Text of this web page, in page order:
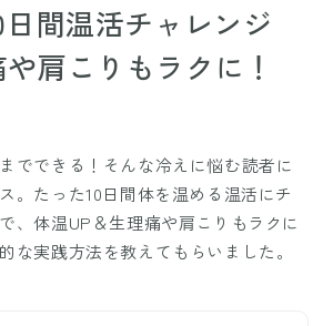
日間温活チャレンジ
肩こりもラクに！
でできる！そんな冷えに悩む読者に
。たった10日間体を温める温活にチ
、体温UP＆生理痛や肩こりもラクに
な実践方法を教えてもらいました。